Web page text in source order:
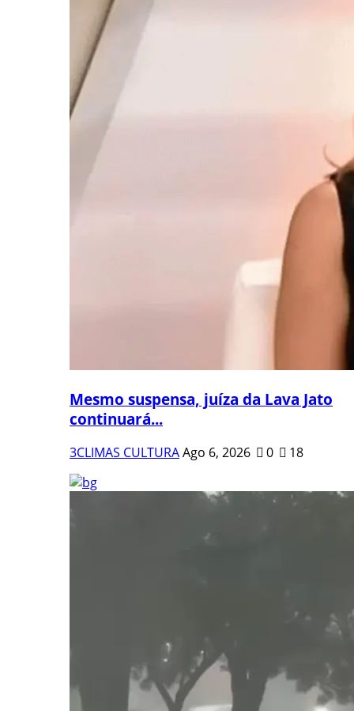
Mesmo suspensa, juíza da Lava Jato
continuará...
3CLIMAS CULTURAAgo 6, 2026 0 18